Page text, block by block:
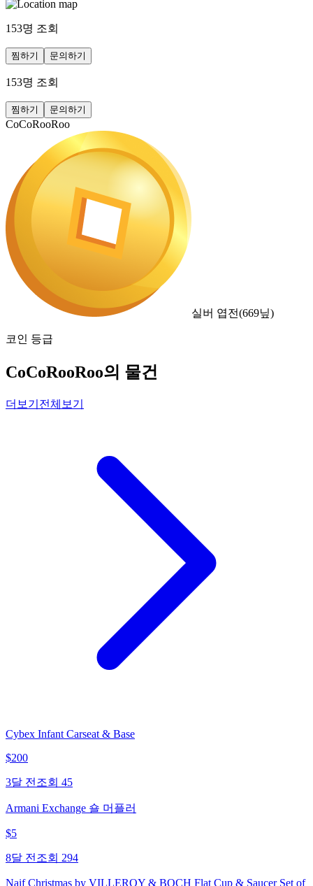
153명 조회
찜하기 문의하기
153명 조회
찜하기 문의하기
CoCoRooRoo
실버 엽전(669닢)
코인 등급
CoCoRooRoo의 물건
더보기 전체보기
Cybex Infant Carseat & Base
$200
3달 전 조회 45
Armani Exchange 숄 머플러
$5
8달 전 조회 294
Naif Christmas by VILLEROY & BOCH Flat Cup & Saucer Set of